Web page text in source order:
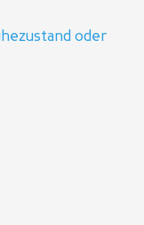
oder